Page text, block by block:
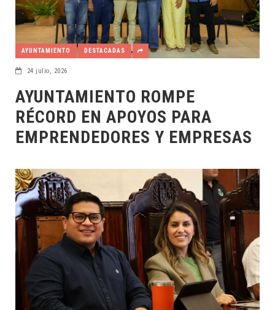
AYUNTAMIENTO DESTACADAS
24 julio, 2026
AYUNTAMIENTO ROMPE
RÉCORD EN APOYOS PARA
EMPRENDEDORES Y EMPRESAS